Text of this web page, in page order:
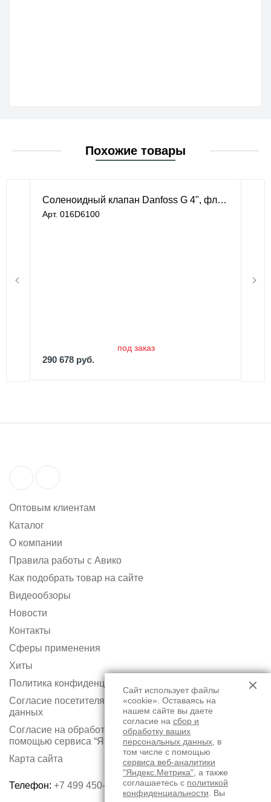
Похожие товары
Соленоидный клапан Danfoss G 4", фл/фл, DN 100, EPDM, без катушки и штекера
Арт. 016D6100
под заказ
290 678 руб.
Оптовым клиентам
Каталог
О компании
Правила работы с Авико
Как подобрать товар на сайте
Видеообзоры
Новости
Контакты
Сферы применения
Хиты
Политика конфиденциальности
Согласие посетителя сайта на обработку персональных
данных
Согласие на обработку персональных данных с
помощью сервиса “Яндекс.Метрика”
Карта сайта
Телефон: +7 499 450-75-50
Сайт использует файлы
«cookie». Оставаясь на
нашем сайте вы даете
согласие на сбор и
обработку ваших
персональных данных , в
том числе с помощью
сервиса веб-аналитики
"Яндекс.Метрика" , а также
соглашаетесь с политикой
конфиденциальности . Вы